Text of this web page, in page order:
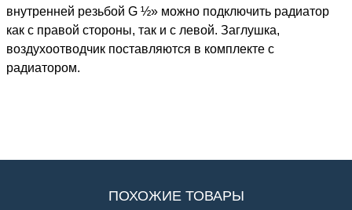
внутренней резьбой G ½» можно подключить радиатор
как с правой стороны, так и с левой. Заглушка,
воздухоотводчик поставляются в комплекте с
радиатором.
ПОХОЖИЕ ТОВАРЫ